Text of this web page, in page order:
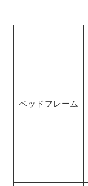
ベッドフレーム